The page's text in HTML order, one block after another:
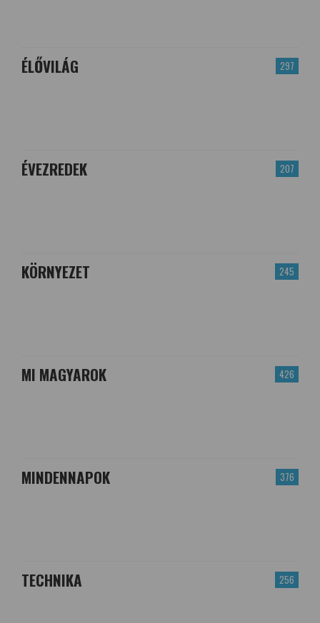
297
ÉLŐVILÁG
207
ÉVEZREDEK
245
KÖRNYEZET
426
MI MAGYAROK
376
MINDENNAPOK
256
TECHNIKA